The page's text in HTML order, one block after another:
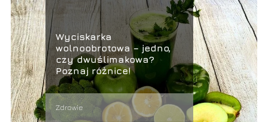
Wyciskarka
wolnoobrotowa – jedno,
czy dwuślimakowa?
Poznaj różnice!
Zdrowie